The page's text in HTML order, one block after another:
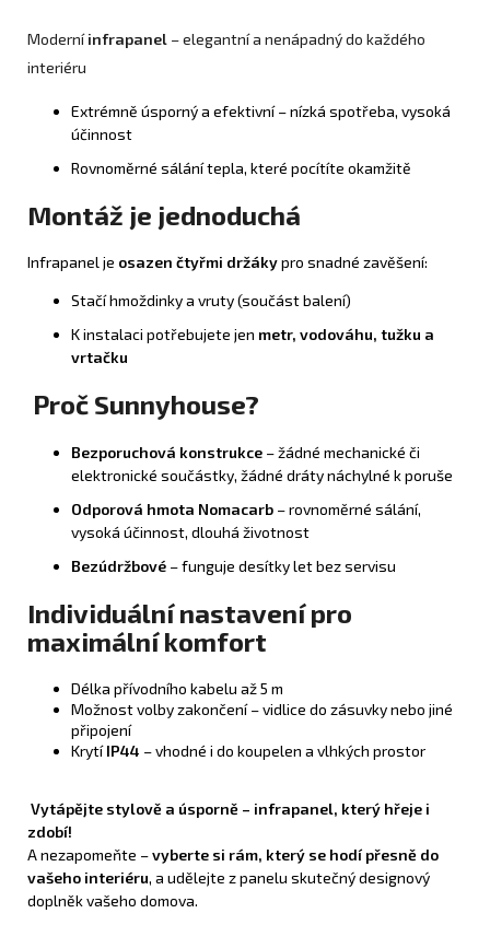
Moderníinfrapanel – elegantní a nenápadný do každého
interiéru
Extrémně úsporný a efektivní – nízká spotřeba, vysoká
účinnost
Rovnoměrné sálání tepla, které pocítíte okamžitě
Montáž je jednoduchá
Infrapanel je osazen čtyřmi držákypro snadné zavěšení:
Stačí hmoždinky a vruty (součást balení)
K instalaci potřebujete jen metr, vodováhu, tužku a
vrtačku
Proč Sunnyhouse?
Bezporuchová konstrukce – žádné mechanické či
elektronické součástky, žádné dráty náchylné k poruše
Odporová hmota Nomacarb – rovnoměrné sálání,
vysoká účinnost, dlouhá životnost
Bezúdržbové – funguje desítky let bez servisu
Individuální nastavení pro
maximální komfort
Délka přívodního kabelu až 5 m
Možnost volby zakončení – vidlice do zásuvky nebo jiné
připojení
KrytíIP44 – vhodné i do koupelen a vlhkých prostor
Vytápějte stylově a úsporně – infrapanel, který hřeje i
zdobí!
A nezapomeňte –vyberte si rám, který se hodí přesně do
vašeho interiéru, a udělejte z panelu skutečný designový
doplněk vašeho domova.